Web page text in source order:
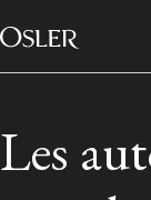
Skip to content
Main
Les